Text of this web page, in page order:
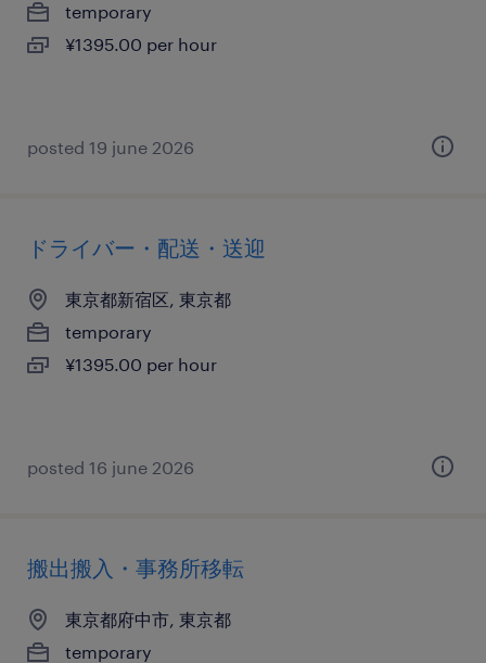
temporary
¥1395.00 per hour
posted 19 june 2026
ドライバー・配送・送迎
東京都新宿区, 東京都
temporary
¥1395.00 per hour
posted 16 june 2026
搬出搬入・事務所移転
東京都府中市, 東京都
temporary